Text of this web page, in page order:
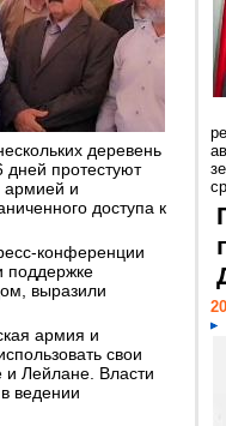
деревень
дней протестуют
армией и
доступа к
конференции
поддержке
выразили
армия и
свои
и Лейлане. Власти
ведении